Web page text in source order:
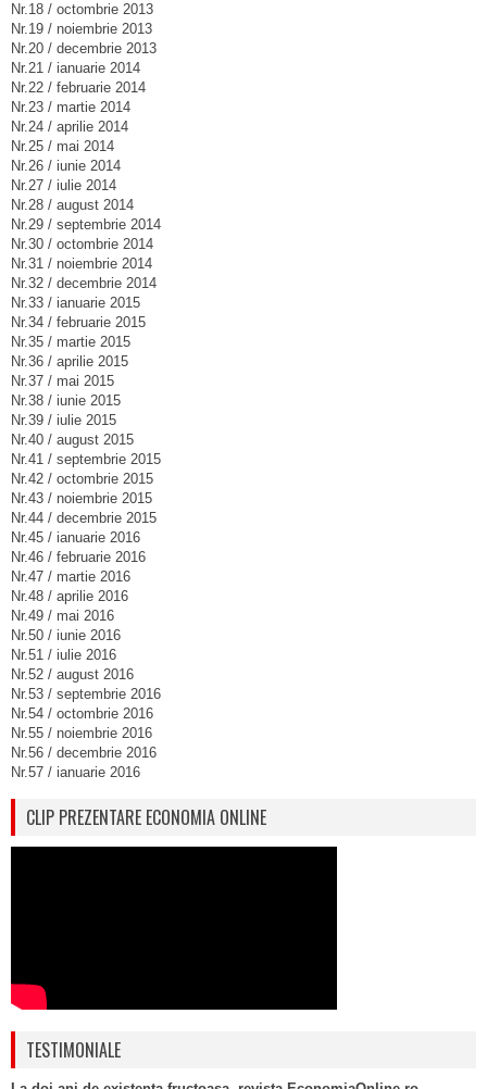
Nr.18 / octombrie 2013
Nr.19 / noiembrie 2013
Nr.20 / decembrie 2013
Nr.21 / ianuarie 2014
Nr.22 / februarie 2014
Nr.23 / martie 2014
Nr.24 / aprilie 2014
Nr.25 / mai 2014
Nr.26 / iunie 2014
Nr.27 / iulie 2014
Nr.28 / august 2014
Nr.29 / septembrie 2014
Nr.30 / octombrie 2014
Nr.31 / noiembrie 2014
Nr.32 / decembrie 2014
Nr.33 / ianuarie 2015
Nr.34 / februarie 2015
Nr.35 / martie 2015
Nr.36 / aprilie 2015
Nr.37 / mai 2015
Nr.38 / iunie 2015
Nr.39 / iulie 2015
Nr.40 / august 2015
Nr.41 / septembrie 2015
Nr.42 / octombrie 2015
Nr.43 / noiembrie 2015
Nr.44 / decembrie 2015
Nr.45 / ianuarie 2016
Nr.46 / februarie 2016
Nr.47 / martie 2016
Nr.48 / aprilie 2016
Nr.49 / mai 2016
Nr.50 / iunie 2016
Nr.51 / iulie 2016
Nr.52 / august 2016
Nr.53 / septembrie 2016
Nr.54 / octombrie 2016
Nr.55 / noiembrie 2016
Nr.56 / decembrie 2016
Nr.57 / ianuarie 2016
CLIP PREZENTARE ECONOMIA ONLINE
TESTIMONIALE